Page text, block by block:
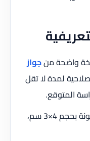
واضحة منجواز
لمدة لا تقل
المتوقع.
صور حديثة وملونة بحجم 4×3 سم،